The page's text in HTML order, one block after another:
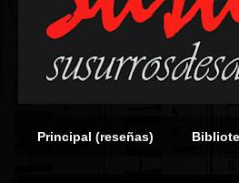
Principal (reseñas)